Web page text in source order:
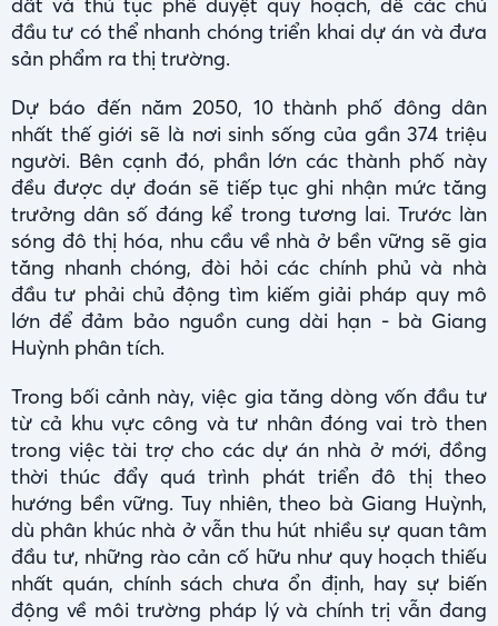
đất và thủ tục phê duyệt quy hoạch, để các chủ
đầu tư có thể nhanh chóng triển khai dự án và đưa
sản phẩm ra thị trường.
Dự báo đến năm 2050, 10 thành phố đông dân
nhất thế giới sẽ là nơi sinh sống của gần 374 triệu
người. Bên cạnh đó, phần lớn các thành phố này
đều được dự đoán sẽ tiếp tục ghi nhận mức tăng
trưởng dân số đáng kể trong tương lai. Trước làn
sóng đô thị hóa, nhu cầu về nhà ở bền vững sẽ gia
tăng nhanh chóng, đòi hỏi các chính phủ và nhà
đầu tư phải chủ động tìm kiếm giải pháp quy mô
lớn để đảm bảo nguồn cung dài hạn - bà Giang
Huỳnh phân tích.
Trong bối cảnh này, việc gia tăng dòng vốn đầu tư
từ cả khu vực công và tư nhân đóng vai trò then
trong việc tài trợ cho các dự án nhà ở mới, đồng
thời thúc đẩy quá trình phát triển đô thị theo
hướng bền vững. Tuy nhiên, theo bà Giang Huỳnh,
dù phân khúc nhà ở vẫn thu hút nhiều sự quan tâm
đầu tư, những rào cản cố hữu như quy hoạch thiếu
nhất quán, chính sách chưa ổn định, hay sự biến
động về môi trường pháp lý và chính trị vẫn đang